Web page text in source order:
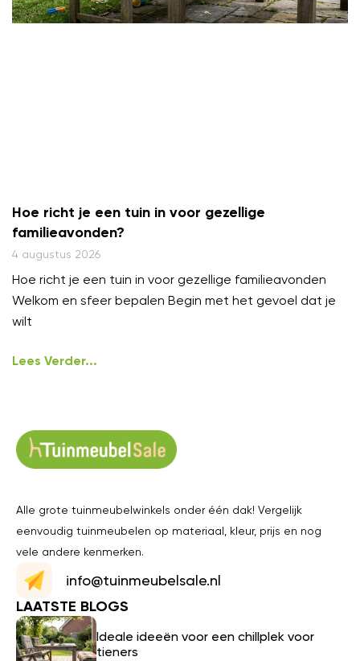
Hoe richt je een tuin in voor gezellige
familieavonden?
4 augustus 2026
Hoe richt je een tuin in voor gezellige familieavonden
Welkom en sfeer bepalen Begin met het gevoel dat je
wilt
Lees Verder...
Alle grote tuinmeubelwinkels onder één dak! Vergelijk
eenvoudig tuinmeubelen op materiaal, kleur, prijs en nog
vele andere kenmerken.
info@tuinmeubelsale.nl
LAATSTE BLOGS
Ideale ideeën voor een chillplek voor
tieners